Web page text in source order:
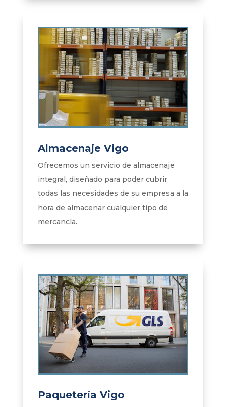
Almacenaje Vigo
Ofrecemos un servicio de almacenaje
integral, diseñado para poder cubrir
todas las necesidades de su empresa a la
hora de almacenar cualquier tipo de
mercancía.
Paquetería Vigo